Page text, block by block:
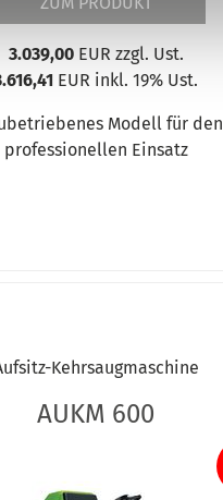
3.039,00EUR zzgl. Ust.
EUR inkl. 19% Ust.
Modell für den
professionellen Einsatz
Kehrsaugmaschine
AUKM 600